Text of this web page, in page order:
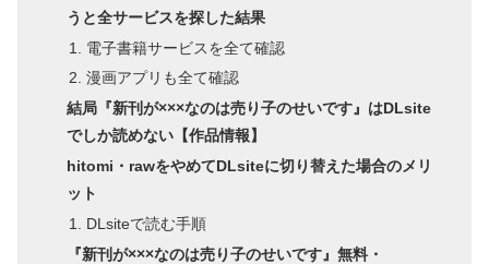
うと全サービスを探した結果
電子書籍サービスを全て確認
漫画アプリも全て確認
結局『新刊が×××なのは売り子のせいです』はDLsite
でしか読めない【作品情報】
hitomi・rawをやめてDLsiteに切り替えた場合のメリ
ット
DLsiteで読む手順
『新刊が×××なのは売り子のせいです』無料・